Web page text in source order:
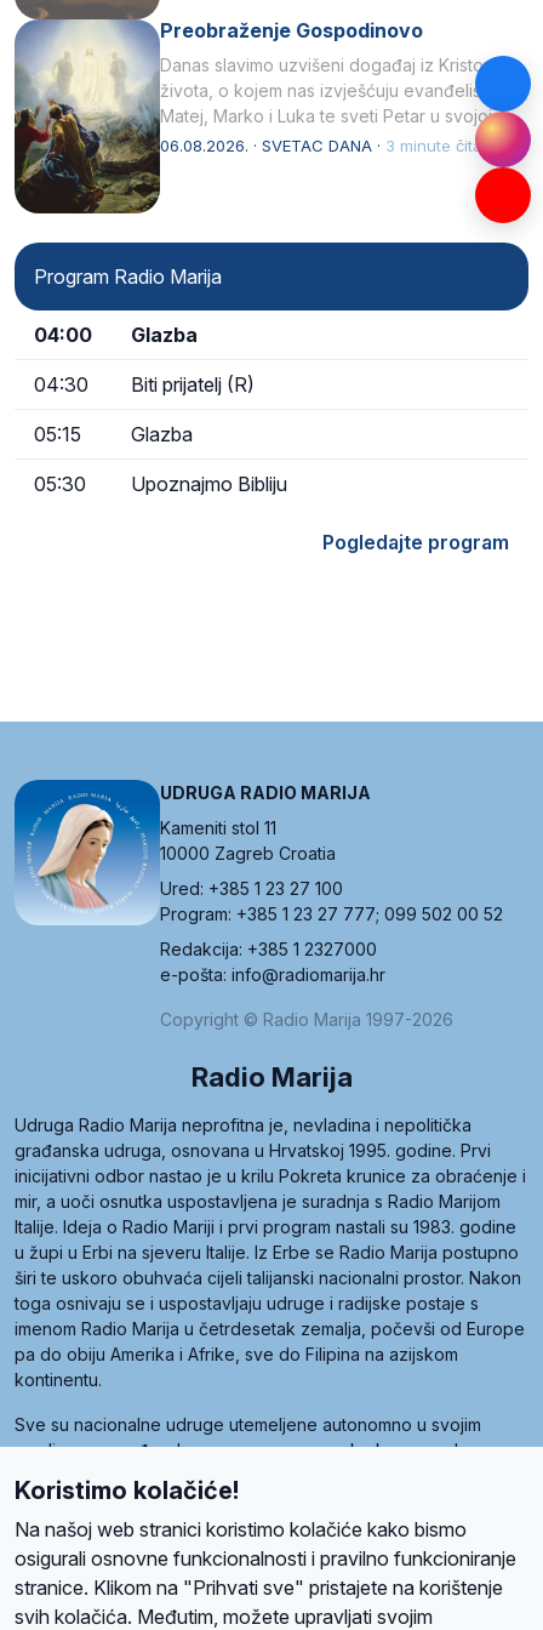
Preobraženje Gospodinovo
Danas slavimo uzvišeni događaj iz Kristova
života, o kojem nas izvješćuju evanđelisti
Matej, Marko i Luka te sveti Petar u svojoj
drugoj…
06.08.2026. · SVETAC DANA · 3 minute čitanja
Program Radio Marija
04:00 Glazba
04:30 Biti prijatelj (R)
05:15 Glazba
05:30 Upoznajmo Bibliju
Pogledajte program
UDRUGA RADIO MARIJA
Kameniti stol 11
10000 Zagreb Croatia
Ured: +385 1 23 27 100
Program: +385 1 23 27 777; 099 502 00 52
Redakcija: +385 1 2327000
e-pošta: info@radiomarija.hr
Copyright © Radio Marija 1997-2026
Radio Marija
Udruga Radio Marija neprofitna je, nevladina i nepolitička
građanska udruga, osnovana u Hrvatskoj 1995. godine. Prvi
inicijativni odbor nastao je u krilu Pokreta krunice za obraćenje i
mir, a uoči osnutka uspostavljena je suradnja s Radio Marijom
Italije. Ideja o Radio Mariji i prvi program nastali su 1983. godine
u župi u Erbi na sjeveru Italije. Iz Erbe se Radio Marija postupno
širi te uskoro obuhvaća cijeli talijanski nacionalni prostor. Nakon
toga osnivaju se i uspostavljaju udruge i radijske postaje s
imenom Radio Marija u četrdesetak zemalja, počevši od Europe
pa do obiju Amerika i Afrike, sve do Filipina na azijskom
kontinentu.
Sve su nacionalne udruge utemeljene autonomno u svojim
zemljama, a međusobna su povezane preko krovne udruge
pod nazivom Svjetska obitelj Radio Marije (World Family of
Radio Maria). Svjetsku obitelj utemeljilo je sedam članica, među
kojima je i hrvatska Udruga Radio Marija.
Koristimo kolačiće!
Na našoj web stranici koristimo kolačiće kako bismo
osigurali osnovne funkcionalnosti i pravilno funkcioniranje
stranice. Klikom na "Prihvati sve" pristajete na korištenje
svih kolačića. Međutim, možete upravljati svojim